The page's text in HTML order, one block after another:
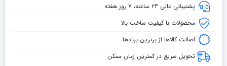
پشتیبانی عالی ۲۴ ساعته، ۷ روز هفته
محصولات با کیفیت ساخت بالا
اصالت کالاها از برترین برندها
تحویل سریع در کمترین زمان ممکن